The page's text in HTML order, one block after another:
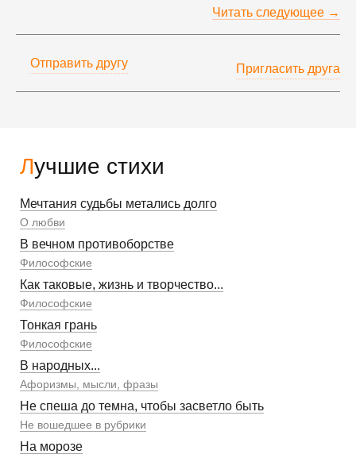
Лучшие стихи
Мечтания судьбы метались долго
О любви
В вечном противоборстве
Философские
Как таковые, жизнь и творчество...
Философские
Тонкая грань
Философские
В народных...
Афоризмы, мысли, фразы
Не спеша до темна, чтобы засветло быть
Не вошедшее в рубрики
На морозе
Читать следующее →
Отправить другу Пригласить друга